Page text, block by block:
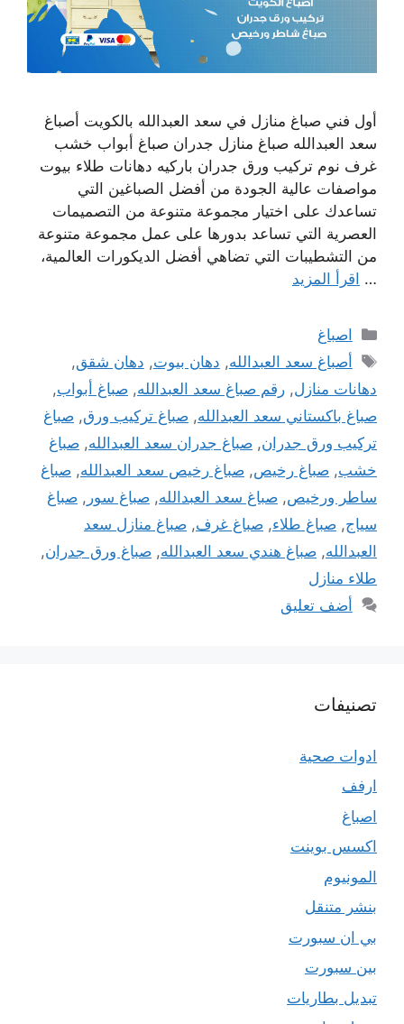
أول فني صباغ منازل في سعد العبدالله بالكويت أصباغ
سعد العبدالله صباغ منازل جدران صباغ أبواب خشب
غرف نوم تركيب ورق جدران باركيه دهانات طلاء بيوت
مواصفات عالية الجودة من أفضل الصباغين التي
تساعدك على اختيار مجموعة متنوعة من التصميمات
العصرية التي تساعد بدورها على عمل مجموعة متنوعة
من التشطيبات التي تضاهي أفضل الديكورات العالمية،
… اقرأ المزيد
التصنيفات
اصباغ
الوسوم
أصباغ سعد العبدالله, دهان بيوت, دهان شقق,
دهانات منازل, رقم صباغ سعد العبدالله, صباغ أبواب,
صباغ باكستاني سعد العبدالله, صباغ تركيب ورق, صباغ
تركيب ورق جدران, صباغ جدران سعد العبدالله, صباغ
خشب, صباغ رخيص, صباغ رخيص سعد العبدالله, صباغ
ساطر ورخيص, صباغ سعد العبدالله, صباغ سور , صباغ
سياج, صباغ طلاء, صباغ غرف, صباغ منازل سعد
العبدالله, صباغ هندي سعد العبدالله, صباغ ورق جدران,
طلاء منازل
أضف تعليق
تصنيفات
ادوات صحية
ارفف
اصباغ
اكسس بوينت
المونيوم
بنشر متنقل
بي ان سبورت
بين سبورت
تبديل بطاريات